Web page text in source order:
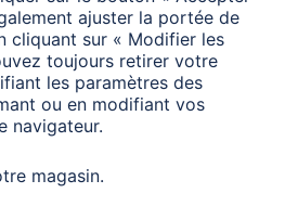
L x
35 x 3,5 x 24 cm